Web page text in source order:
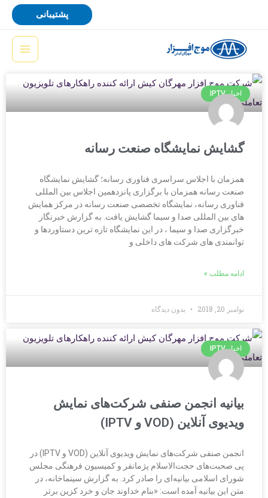
پشتیبانی
اخبار IPTV
گشایش نمایشگاه صنعت رسانه
همزمان با اجلاس سراسری فناوری رسانه؛ گشایش نمایشگاه
صنعت رسانه همزمان با برگزاری پانزدهمین اجلاس بین المللی
فناوری رسانه، نمایشگاه تخصصی صنعت رسانه در مرکز همایش
های بین المللی صدا و سیما گشایش یافت. به گزارش خبرنگار
خبرگزاری صدا و سیما ، در این نمایشگاه تازه ترین دستاوردها و
توانمندی های شرکت های داخلی و
ادامه مطلب »
نوامبر 20, 2018 بدون دیدگاه
اخبار IPTV
بیانیه انجمن صنفی شرکت‌های نمایش
ویدیوی آنلاین (VOD و IPTV)
انجمن صنفی شرکت‌های نمایش ویدیوی آنلاین (VOD و IPTV) در
پی صحبت‌های حجت‌الاسلام پژمانفر و کمیسیون فرهنگی مجلس
شورای اسلامی بیانیه‌ای را صادر کرد. به گزارش سینماخانه، در
متن این بیانیه آمده است: «بنام خداوند جان و خرد کزین برتر